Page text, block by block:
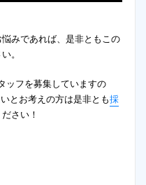
みであれば、是非ともこの
。
ッフを募集していますの
とお考えの方は是非とも採
さい！